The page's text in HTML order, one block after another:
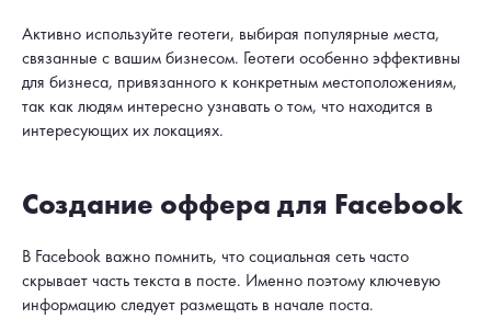
Активно используйте геотеги, выбирая популярные места,
связанные с вашим бизнесом. Геотеги особенно эффективны
для бизнеса, привязанного к конкретным местоположениям,
так как людям интересно узнавать о том, что находится в
интересующих их локациях.
Создание оффера для Facebook
В Facebook важно помнить, что социальная сеть часто
скрывает часть текста в посте. Именно поэтому ключевую
информацию следует размещать в начале поста.